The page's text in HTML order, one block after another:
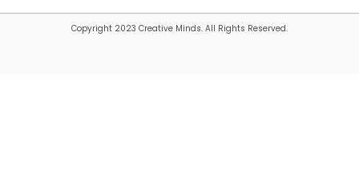
Copyright 2023 Creative Minds. All Rights Reserved.